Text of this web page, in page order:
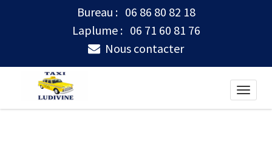
Bureau : 06 86 80 82 18
Laplume : 06 71 60 81 76
Nous contacter
Toggle